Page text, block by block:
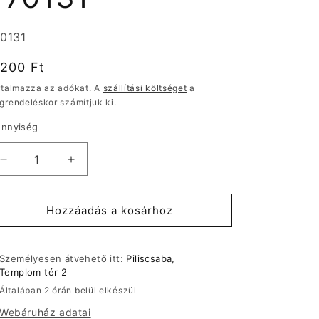
Ft
az adókat. A szállítási költséget a
számítjuk ki.
Legrand
Valena
TV
átm
770131
mennyiségének
csökkentése
Legrand
Valena
TV
aljzat
átm
770131
növelése
Hozzáadás a kosárhoz
Személyesen átvehető itt: Piliscsaba,
Templom tér 2
Általában 2 órán belül elkészül
Webáruház adatai